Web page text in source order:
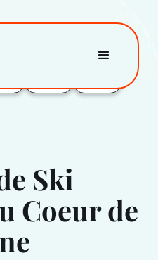
Ski
Coeur de